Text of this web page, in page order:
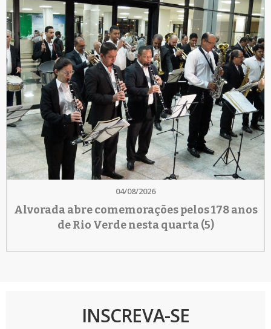
04/08/2026
Alvorada abre comemorações pelos 178 anos
de Rio Verde nesta quarta (5)
INSCREVA-SE